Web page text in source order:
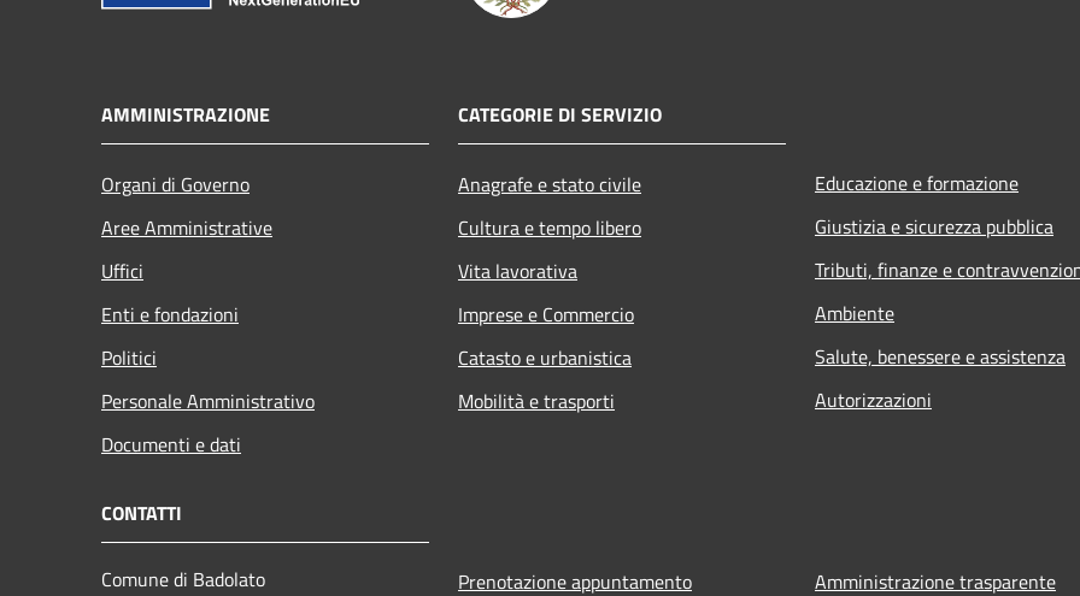
AMMINISTRAZIONE
Organi di Governo
Aree Amministrative
Uffici
Enti e fondazioni
Politici
Personale Amministrativo
Documenti e dati
CATEGORIE DI SERVIZIO
Anagrafe e stato civile
Cultura e tempo libero
Vita lavorativa
Imprese e Commercio
Catasto e urbanistica
Mobilità e trasporti
Educazione e formazione
Giustizia e sicurezza pubblica
Tributi, finanze e
Ambiente
Salute, benessere e assistenza
Autorizzazioni
CONTATTI
Comune di Badolato Prenotazione appuntamento Amministrazione trasparente